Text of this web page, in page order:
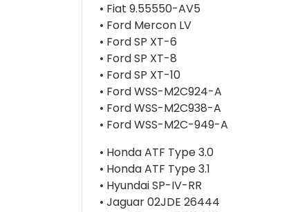
• Fiat 9.55550-AV5
• Ford Mercon LV
• Ford SP XT-6
• Ford SP XT-8
• Ford SP XT-10
• Ford WSS-M2C924-A
• Ford WSS-M2C938-A
• Ford WSS-M2C-949-A
• Honda ATF Type 3.0
• Honda ATF Type 3.1
• Hyundai SP-IV-RR
• Jaguar 02JDE 26444